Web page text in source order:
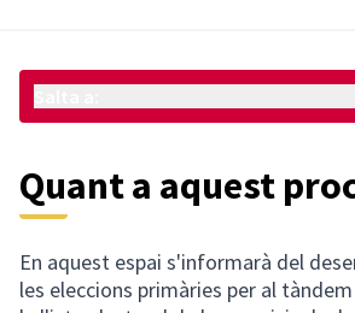
Quant a aquest
En aquest espai s'informarà del
les eleccions primàries per al